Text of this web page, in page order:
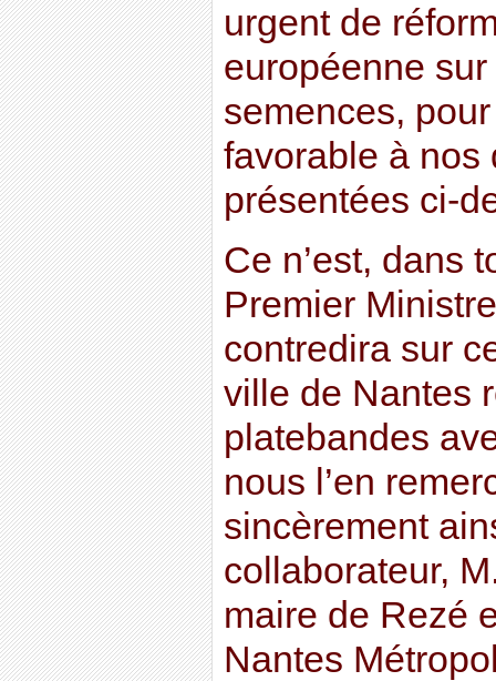
urgent de
européenne
semences,
favorable à nos
présentées ci-
Ce n’est, dans
Premier
contredira sur
ville de Nantes
platebandes
nous l’en
sincèrement
collaborateur,
maire de Rezé
Nantes